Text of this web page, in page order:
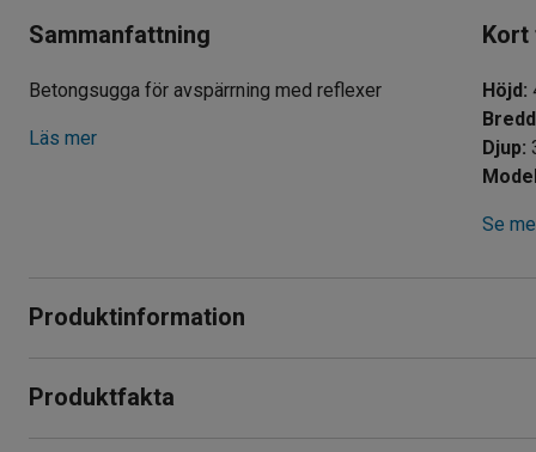
Sammanfattning
Betongsugga för avspärrning med reflexer
Läs mer
Kort
Höjd :
Bredd
Djup:
Modell
Se
Produktinformation
Produktfakta